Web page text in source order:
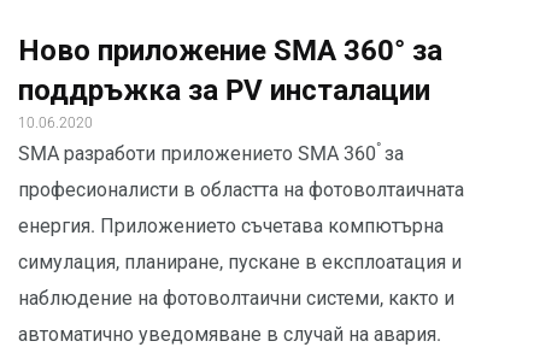
Ново приложение SMA 360° за
поддръжка за PV инсталации
10.06.2020
SMA разработи приложението SMA 360° за
професионалисти в областта на фотоволтаичната
енергия. Приложението съчетава компютърна
симулация, планиране, пускане в експлоатация и
наблюдение на фотоволтаични системи, както и
автоматично уведомяване в случай на авария.